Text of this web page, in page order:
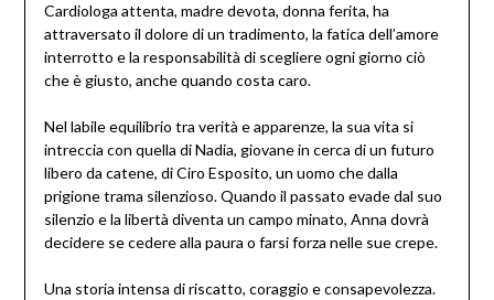
Cardiologa attenta, madre devota, donna ferita, ha
attraversato il dolore di un tradimento, la fatica dell’amore
interrotto e la responsabilità di scegliere ogni giorno ciò
che è giusto, anche quando costa caro.
Nel labile equilibrio tra verità e apparenze, la sua vita si
intreccia con quella di Nadia, giovane in cerca di un futuro
libero da catene, di Ciro Esposito, un uomo che dalla
prigione trama silenzioso. Quando il passato evade dal suo
silenzio e la libertà diventa un campo minato, Anna dovrà
decidere se cedere alla paura o farsi forza nelle sue crepe.
Una storia intensa di riscatto, coraggio e consapevolezza.